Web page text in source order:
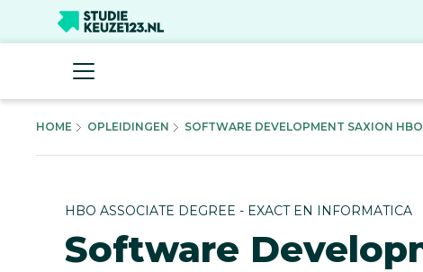
HOME OPLEIDINGEN SOFTWARE DEVELOPMENT SAXION
HBO ASSOCIATE DEGREE - EXACT EN INFORMATICA
Software